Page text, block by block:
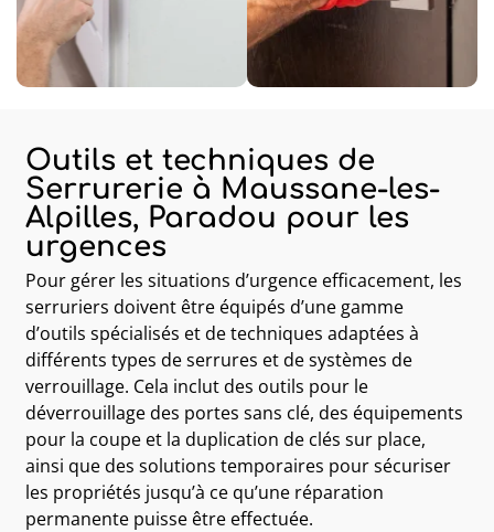
Outils et techniques de
Serrurerie à Maussane-les-
Alpilles, Paradou pour les
urgences
Pour gérer les situations d’urgence efficacement, les
serruriers doivent être équipés d’une gamme
d’outils spécialisés et de techniques adaptées à
différents types de serrures et de systèmes de
verrouillage. Cela inclut des outils pour le
déverrouillage des portes sans clé, des équipements
pour la coupe et la duplication de clés sur place,
ainsi que des solutions temporaires pour sécuriser
les propriétés jusqu’à ce qu’une réparation
permanente puisse être effectuée.